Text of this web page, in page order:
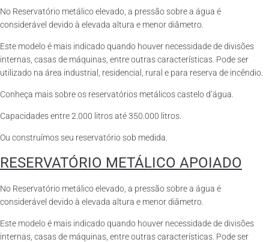
No Reservatório metálico elevado, a pressão sobre a água é
considerável devido à elevada altura e menor diâmetro.
Este modelo é mais indicado quando houver necessidade de divisões
internas, casas de máquinas, entre outras características. Pode ser
utilizado na área industrial, residencial, rural e para reserva de incêndio.
Conheça mais sobre os reservatórios metálicos castelo d’água.
Capacidades entre 2.000 litros até 350.000 litros.
Ou construímos seu reservatório sob medida.
RESERVATÓRIO METÁLICO APOIADO
No Reservatório metálico elevado, a pressão sobre a água é
considerável devido à elevada altura e menor diâmetro.
Este modelo é mais indicado quando houver necessidade de divisões
internas, casas de máquinas, entre outras características. Pode ser